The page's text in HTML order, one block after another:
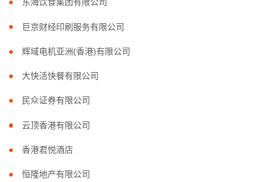
东海饮食集团有限公司
巨京财经印刷服务有限公司
辉域电机亚洲(香港)有限公司
大快活快餐有限公司
民众证券有限公司
云顶香港有限公司
香港君悦酒店
恒隆地产有限公司